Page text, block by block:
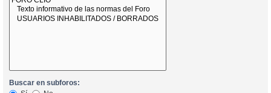
Buscar en subforos: